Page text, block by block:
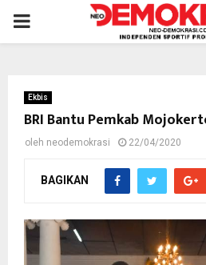
PRIMARY
Ekbis
BRI Bantu Pemkab
oleh neodemokrasi 22/04/2020
BAGIKAN